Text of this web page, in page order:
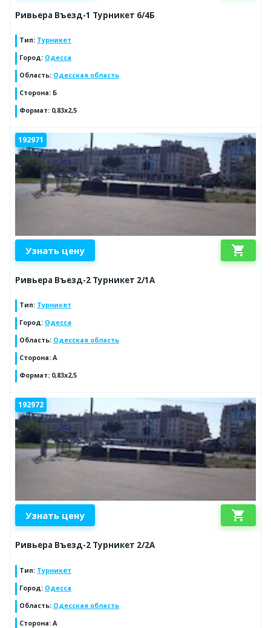
Ривьера Въезд-1 Турникет 6/4Б
Тип: Турникет
Город: Одесса
Область: Одесская область
Сторона: Б
Формат: 0,83х2,5
192971
Узнать цену shopping_cart
Ривьера Въезд-2 Турникет 2/1А
Тип: Турникет
Город: Одесса
Область: Одесская область
Сторона: A
Формат: 0,83х2,5
192972
Узнать цену shopping_cart
Ривьера Въезд-2 Турникет 2/2А
Тип: Турникет
Город: Одесса
Область: Одесская область
Сторона: A